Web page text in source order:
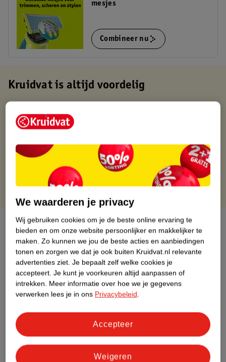
mesjes
Combineer nu
Kruidvat is altijd voordelig
Op werkdagen voor 22:00 uur besteld, volgende dag in huis
Gratis retourneren binnen 30 dagen
Gratis punten met je Kruidvat kaart
Over dit product
Productinformatie
Etiketinformatie
Dit product heeft (nog) geen Nature
Meer informatie
We waarderen je privacy
Wij gebruiken cookies om je de beste online ervaring te
bieden en om onze website persoonlijker en makkelijker te
maken. Zo kunnen we jou de beste acties en aanbiedingen
tonen en zorgen we dat je ook buiten Kruidvat.nl relevante
advertenties ziet. Je bepaalt zelf welke cookies je
accepteert. Je kunt je voorkeuren altijd aanpassen of
intrekken. Meer informatie over hoe we je gegevens
verwerken lees je in ons Privacybeleid.
Weigeren
Accepteer